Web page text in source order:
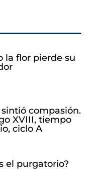
la flor pierde su
compasión.
XVIII, tiempo
ciclo A
el purgatorio?